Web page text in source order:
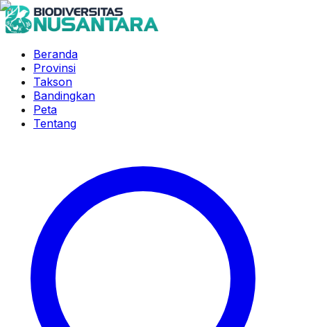
Beranda
Provinsi
Takson
Bandingkan
Peta
Tentang